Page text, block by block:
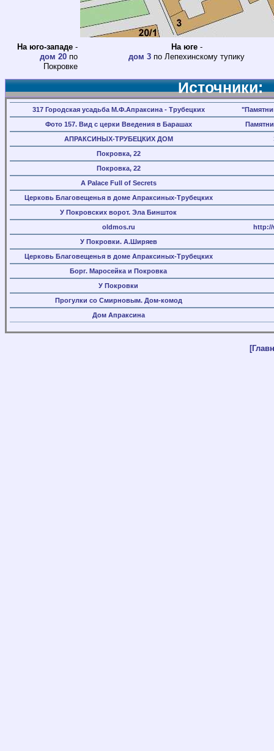
На юго-западе-
дом 20по
Покровке
На юге-
дом 3 по Лепехинскому тупику
Источники:
317 Городская усадьба М.Ф.Апраксина - Трубецких
Фото 157. Вид с церки Введения в Барашах
АПРАКСИНЫХ-ТРУБЕЦКИХ ДОМ
Покровка, 22
Покровка, 22
A Palace Full of Secrets
Церковь Благовещенья в доме Апраксиных-Трубецких
У Покровских ворот. Эла Биншток
oldmos.ru
http://
У Покровки. А.Ширяев
Церковь Благовещенья в доме Апраксиных-Трубецких
Борг. Маросейка и Покровка
У Покровки
Прогулки со Смирновым. Дом-комод
Дом Апраксина